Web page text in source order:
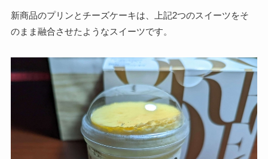
新商品のプリンとチーズケーキは、上記2つのスイーツをそ
のまま融合させたようなスイーツです。